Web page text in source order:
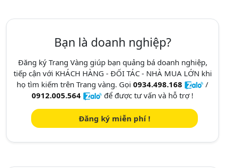
Bạn là doanh nghiệp?
Đăng ký Trang Vàng giúp bạn quảng bá doanh nghiệp,
tiếp cận với KHÁCH HÀNG - ĐỐI TÁC - NHÀ MUA LỚN khi
họ tìm kiếm trên Trang vàng. Gọi 0934.498.168
/
0912.005.564
để được tư vấn và hỗ trợ !
Đăng ký miễn phí !